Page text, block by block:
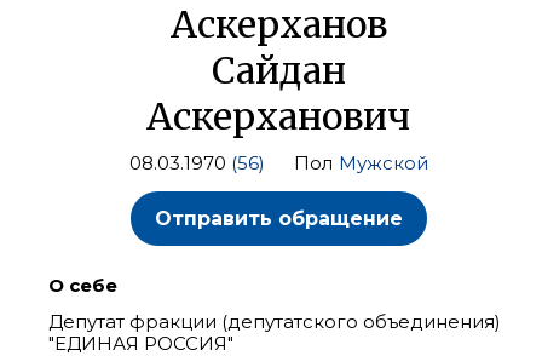
Аскерханов
Сайдан
Аскерханович
08.03.1970 (56) Пол Мужской
Отправить обращение
О себе
Депутат фракции (депутатского объединения)
"ЕДИНАЯ РОССИЯ"